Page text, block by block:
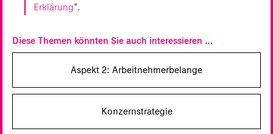
Erklärung“.
Diese Themen könnten Sie auch interessieren …
Aspekt 2: Arbeitnehmer­belange
Konzernstrategie